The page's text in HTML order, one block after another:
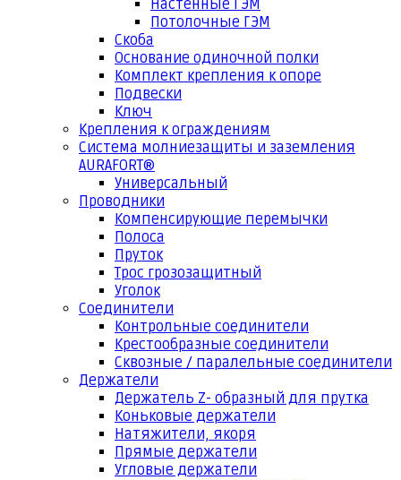
Настенные ГЭМ
Потолочные ГЭМ
Скоба
Основание одиночной полки
Комплект крепления к опоре
Подвески
Ключ
Крепления к ограждениям
Система молниезащиты и заземления
AURAFORT®
Универсальный
Проводники
Компенсирующие перемычки
Полоса
Пруток
Трос грозозащитный
Уголок
Соединители
Контрольные соединители
Крестообразные соединители
Сквозные / паралельные соединители
Держатели
Держатель Z- образный для прутка
Коньковые держатели
Натяжители, якоря
Прямые держатели
Угловые держатели